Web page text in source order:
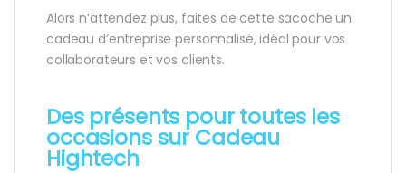
Alors n’attendez plus, faites de cette sacoche un
cadeau d’entreprise personnalisé, idéal pour vos
collaborateurs et vos clients.
Des présents pour toutes les
occasions sur Cadeau
Hightech